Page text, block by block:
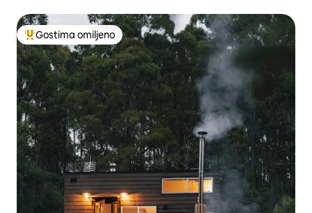
Najuspešniji među gostima omiljenim
Gostima omiljeno